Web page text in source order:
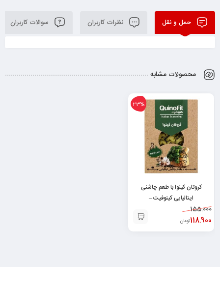
حمل و نقل نظرات کاربران سوالات کاربران
محصولات مشابه
23%
کروتان کینوا با طعم چاشنی
ایتالیایی کینوفیت –
6260000774552155.000
118.900تومان